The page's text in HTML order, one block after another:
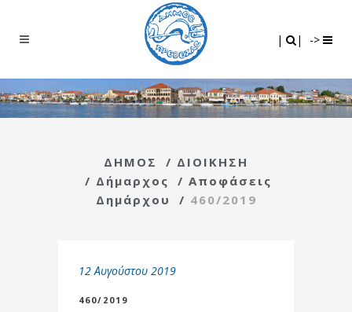
| | ->
ΔΗΜΟΣ / ΔΙΟΙΚΗΣΗ
/ Δήμαρχος / Αποφάσεις
Δημάρχου
/ 460/2019
12 Αυγούστου 2019
460/2019